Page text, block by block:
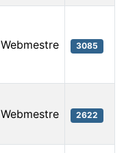
Webmestre 3085
Webmestre 2622